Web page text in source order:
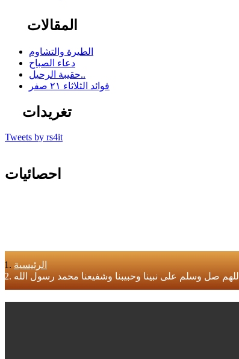
المقالات
الطيرة والتشاوم
دعاء الصباح
حقيبة الرحيل..
فوائد الثلاثاء ٢١ صفر
تغريدات
Tweets by rs4it
احصائيات
الرئيسية
اللهم صل وسلم على نبينا وحبيبنا وشفيعنا محمد رسول الله